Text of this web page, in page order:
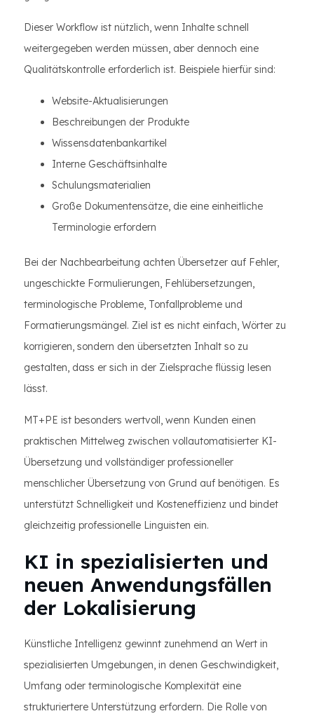
Dieser Workflow ist nützlich, wenn Inhalte schnell
weitergegeben werden müssen, aber dennoch eine
Qualitätskontrolle erforderlich ist. Beispiele hierfür sind:
Website-Aktualisierungen
Beschreibungen der Produkte
Wissensdatenbankartikel
Interne Geschäftsinhalte
Schulungsmaterialien
Große Dokumentensätze, die eine einheitliche
Terminologie erfordern
Bei der Nachbearbeitung achten Übersetzer auf Fehler,
ungeschickte Formulierungen, Fehlübersetzungen,
terminologische Probleme, Tonfallprobleme und
Formatierungsmängel. Ziel ist es nicht einfach, Wörter zu
korrigieren, sondern den übersetzten Inhalt so zu
gestalten, dass er sich in der Zielsprache flüssig lesen
lässt.
MT+PE ist besonders wertvoll, wenn Kunden einen
praktischen Mittelweg zwischen vollautomatisierter KI-
Übersetzung und vollständiger professioneller
menschlicher Übersetzung von Grund auf benötigen. Es
unterstützt Schnelligkeit und Kosteneffizienz und bindet
gleichzeitig professionelle Linguisten ein.
KI in spezialisierten und
neuen Anwendungsfällen
der Lokalisierung
Künstliche Intelligenz gewinnt zunehmend an Wert in
spezialisierten Umgebungen, in denen Geschwindigkeit,
Umfang oder terminologische Komplexität eine
strukturiertere Unterstützung erfordern. Die Rolle von